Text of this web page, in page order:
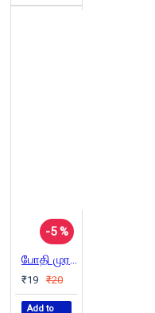
-5 %
போதி முரசு - ஏப்ரல் - ஜூலை 2015
₹19 ₹20
Add to